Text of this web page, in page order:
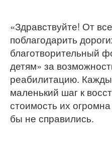
«Здравствуйте! От
поблагодарить
благотворительный
детям» за
реабилитацию.
маленький шаг к
стоимость их
бы не справились.